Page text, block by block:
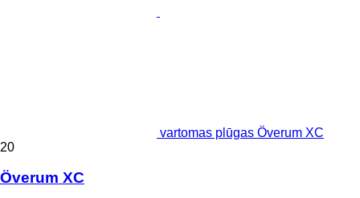
vartomas plūgas Överum XC
20
Överum XC